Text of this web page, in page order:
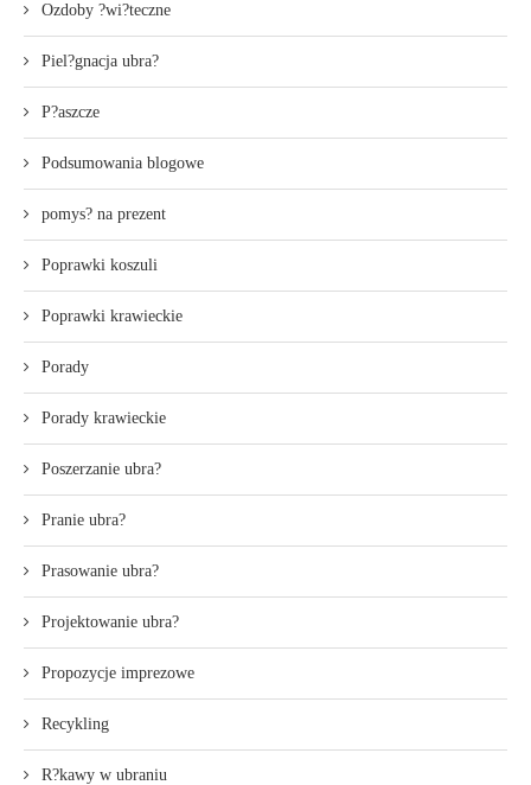
Ozdoby ?wi?teczne
Piel?gnacja ubra?
P?aszcze
Podsumowania blogowe
pomys? na prezent
Poprawki koszuli
Poprawki krawieckie
Porady
Porady krawieckie
Poszerzanie ubra?
Pranie ubra?
Prasowanie ubra?
Projektowanie ubra?
Propozycje imprezowe
Recykling
R?kawy w ubraniu